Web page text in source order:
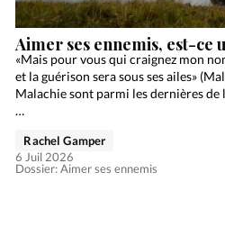
Aimer ses ennemis, est-ce
«Mais pour vous qui craignez mon
et la guérison sera sous ses ailes»
Malachie sont parmi les dernières de
…
Dossier: Aimer ses ennemis
Rachel Gamper
6 Juil 2026